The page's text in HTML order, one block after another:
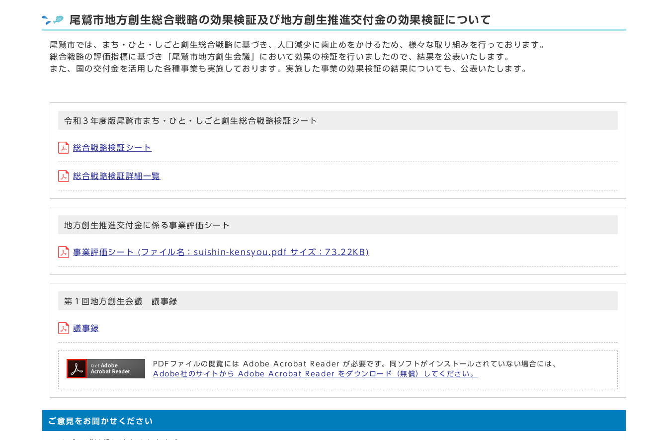
尾鷲市地方創生総合戦略の効果検証及び地方創生推進交付金の効果検証について
尾鷲市では、まち・ひと・しごと創生総合戦略に基づき、人口減少に歯止めをかけるため、様々な取り組みを行っております。
総合戦略の評価指標に基づき「尾鷲市地方創生会議」において効果の検証を行いましたので、結果を公表いたします。
また、国の交付金を活用した各種事業も実施しております。実施した事業の効果検証の結果についても、公表いたします。
令和３年度版尾鷲市まち・ひと・しごと創生総合戦略検証シート
総合戦略検証シート
総合戦略検証詳細一覧
地方創生推進交付金に係る事業評価シート
事業評価シート (ファイル名：suishin-kensyou.pdf サイズ：73.22KB)
第１回地方創生会議 議事録
議事録
PDFファイルの閲覧には Adobe Acrobat Reader が必要です。同ソフトがインストールされていない場合には、
Adobe社のサイトから Adobe Acrobat Reader をダウンロード（無償）してください。
ご意見をお聞かせください